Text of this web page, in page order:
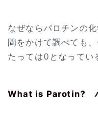
なぜならパロチンの
間をかけて調べても
たっては0となってい
What is Parotin? パ